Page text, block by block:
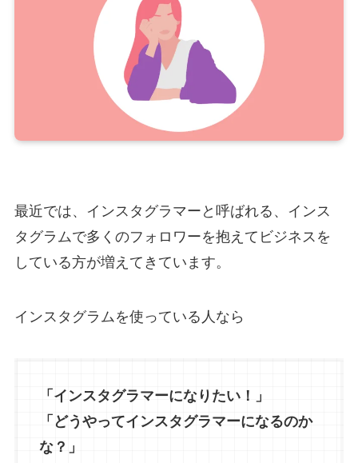
最近では、インスタグラマーと呼ばれる、インス
タグラムで多くのフォロワーを抱えてビジネスを
している方が増えてきています。
インスタグラムを使っている人なら
「インスタグラマーになりたい！」
「どうやってインスタグラマーになるのか
な？」